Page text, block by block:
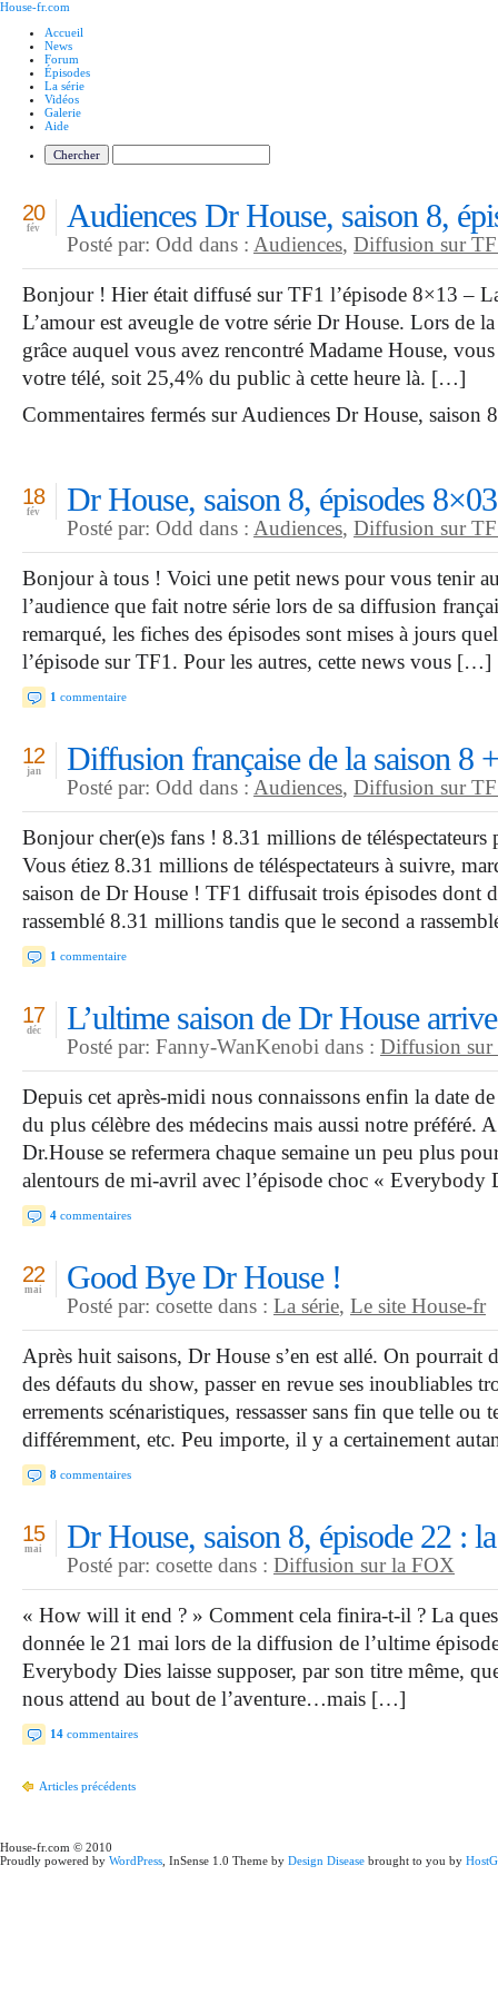
House-fr.com
Accueil
News
Forum
Épisodes
La série
Vidéos
Galerie
Aide
Audiences Dr House, saison 8,
20
fév
Posté par: Odd dans : Audiences, Diffusion sur
Bonjour ! Hier était diffusé sur TF1 l’épisode 8×13 –
L’amour est aveugle de votre série Dr House. Lors de
grâce auquel vous avez rencontré Madame House,
votre télé, soit 25,4% du public à cette heure là. […]
Commentaires fermés sur Audiences Dr House, saison
Dr House, saison 8, épisodes
18
fév
Posté par: Odd dans : Audiences, Diffusion sur
Bonjour à tous ! Voici une petit news pour vous tenir
l’audience que fait notre série lors de sa diffusion
remarqué, les fiches des épisodes sont mises à jours
l’épisode sur TF1. Pour les autres, cette news vous […]
1 commentaire
Diffusion française de la saison 8
12
jan
Posté par: Odd dans : Audiences, Diffusion sur
Bonjour cher(e)s fans ! 8.31 millions de
Vous étiez 8.31 millions de téléspectateurs à suivre,
saison de Dr House ! TF1 diffusait trois épisodes dont
rassemblé 8.31 millions tandis que le second a
1 commentaire
L’ultime saison de Dr House
17
déc
Posté par: Fanny-WanKenobi dans : Diffusion sur
Depuis cet après-midi nous connaissons enfin la date
du plus célèbre des médecins mais aussi notre préféré.
Dr.House se refermera chaque semaine un peu plus
alentours de mi-avril avec l’épisode choc «
4 commentaires
Good Bye Dr House !
22
mai
Posté par: cosette dans : La série, Le site House-fr
Après huit saisons, Dr House s’en est allé. On pourrait
des défauts du show, passer en revue ses inoubliables
errements scénaristiques, ressasser sans fin que telle ou
différemment, etc. Peu importe, il y a certainement
8 commentaires
Dr House, saison 8, épisode 22 :
15
mai
Posté par: cosette dans : Diffusion sur la FOX
« How will it end ? » Comment cela finira-t-il ? La
donnée le 21 mai lors de la diffusion de l’ultime
Everybody Dies laisse supposer, par son titre même,
nous attend au bout de l’aventure…mais […]
14 commentaires
Articles précédents
House-fr.com © 2010
Proudly powered by WordPress , InSense 1.0 Theme by Design Disease brought to you by